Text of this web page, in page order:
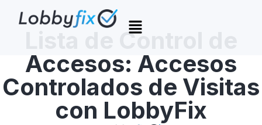
Lista de Control de
Accesos: Accesos
Controlados de Visitas
con LobbyFix